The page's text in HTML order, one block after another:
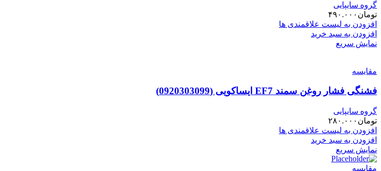
گروه سایپایی
تومان ۴۹۰.۰۰۰
افزودن به لیست علاقمندی ها
افزودن به سبد خرید
نمایش سریع
مقایسه
فشنگی فشار روغن سمند EF7 ایساکویی (0920303099)
گروه سایپایی
تومان ۲۸۰.۰۰۰
افزودن به لیست علاقمندی ها
افزودن به سبد خرید
نمایش سریع
مقایسه